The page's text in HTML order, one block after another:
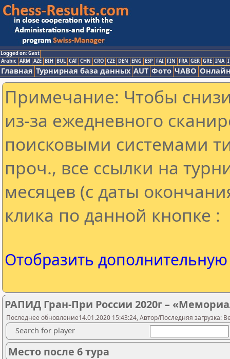
Logged on: Gast
Arabic ARM AZE BIH BUL CAT CHN CRO CZE DEN ENG ESP FAI FIN FRA GER GRE INA
Главная Турнирная база данных AUT Фото ЧАВО
Примечание: Чтобы
из-за ежедневного
поисковыми системами
проч., все ссылки на
месяцев (с даты
клика по данной кнопке :
Отобразить
РАПИД Гран-При России 2020г –
Последнее обновление14.01.2020 15:43:24, Автор/Последняя загрузка:
Search for player
Место после 6 тура